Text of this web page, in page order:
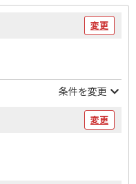
変更
条件を変更
変更